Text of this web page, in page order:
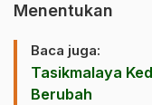
Menentukan
Baca juga:
Tasikmalaya
Berubah